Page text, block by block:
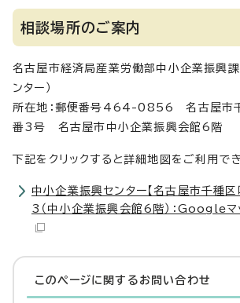
相談場所のご案内
名古屋市経済局産業労働部中小企業振興課
ンター）
所在地：郵便番号464-0856 名古屋市
番3号 名古屋市中小企業振興会館6階
下記をクリックすると詳細地図をご利用でき
中小企業振興センター【名古屋市千種
3（中小企業振興会館6階）：Googleマ
このページに関する お問い合わせ